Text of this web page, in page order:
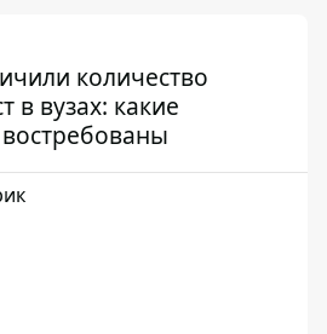
количество
в вузах: какие